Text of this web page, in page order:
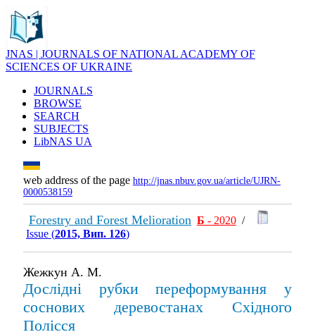
JNAS | JOURNALS OF NATIONAL ACADEMY OF
SCIENCES OF UKRAINE
JOURNALS
BROWSE
SEARCH
SUBJECTS
LibNAS UA
web address of the page http://jnas.nbuv.gov.ua/article/UJRN-
0000538159
Forestry and Forest Melioration Б - 2020 /
Issue (2015, Вип. 126)
Жежкун А. М.
Дослідні рубки переформування у
соснових деревостанах Східного
Полісся